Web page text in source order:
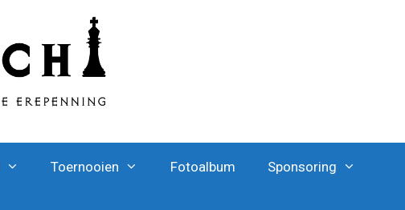
Toernooien Fotoalbum Sponsoring